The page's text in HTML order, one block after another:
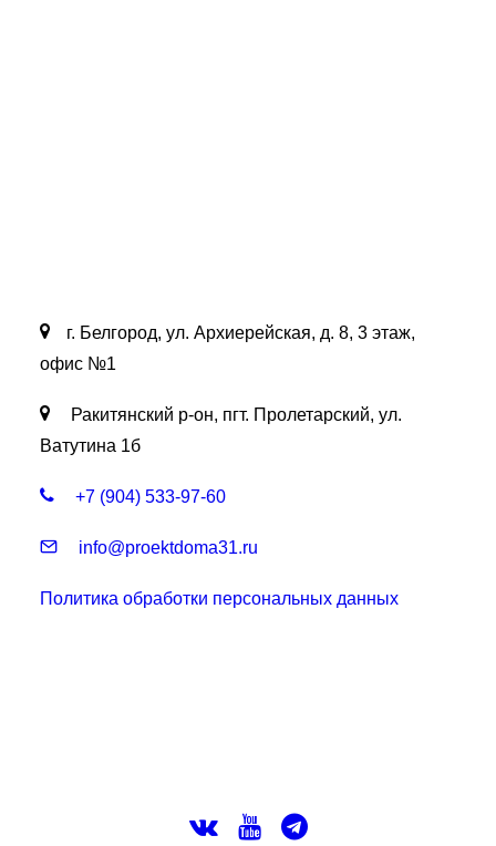
г. Белгород, ул. Архиерейская, д. 8, 3 этаж,
офис №1
Ракитянский р-он, пгт. Пролетарский, ул.
Ватутина 1б
+7 (904) 533-97-60
info@proektdoma31.ru
Политика обработки персональных данных